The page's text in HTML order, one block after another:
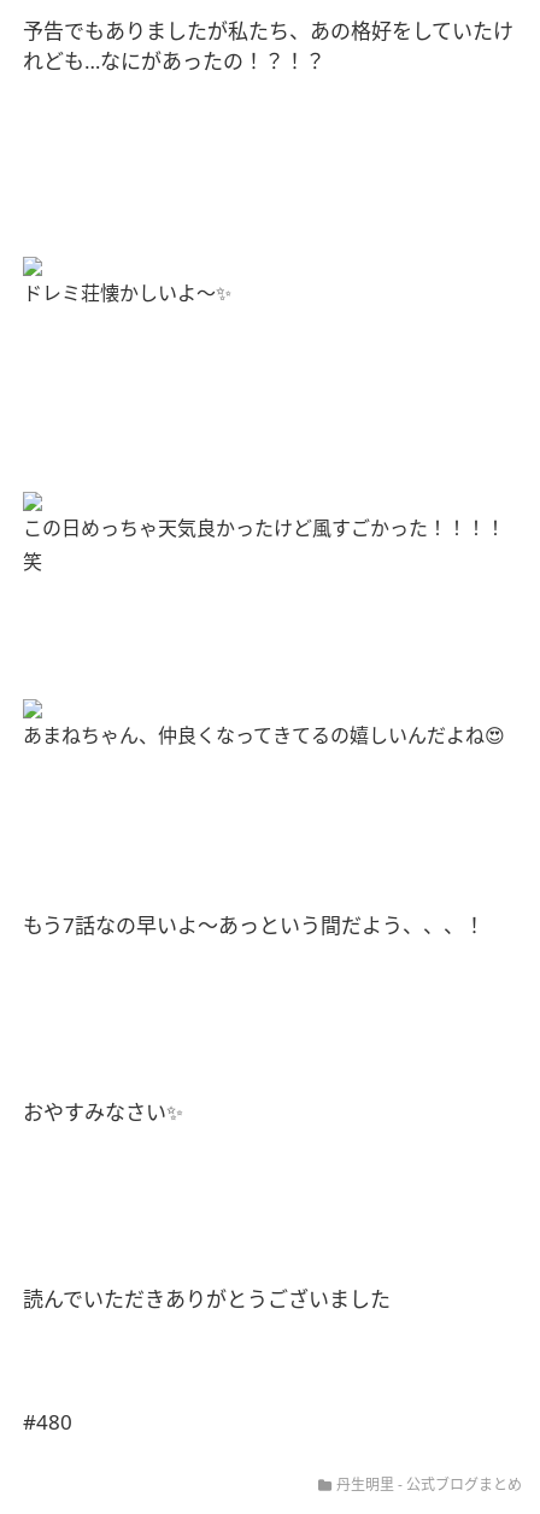
予告でもありましたが私たち、あの格好をしていたけ
れども…なにがあったの！？！？
ドレミ荘懐かしいよ〜✨
この日めっちゃ天気良かったけど風すごかった！！！！
笑
あまねちゃん、仲良くなってきてるの嬉しいんだよね😍
もう7話なの早いよ〜あっという間だよう、、、！
おやすみなさい✨
読んでいただきありがとうございました
#480
丹生明里 - 公式ブログまとめ